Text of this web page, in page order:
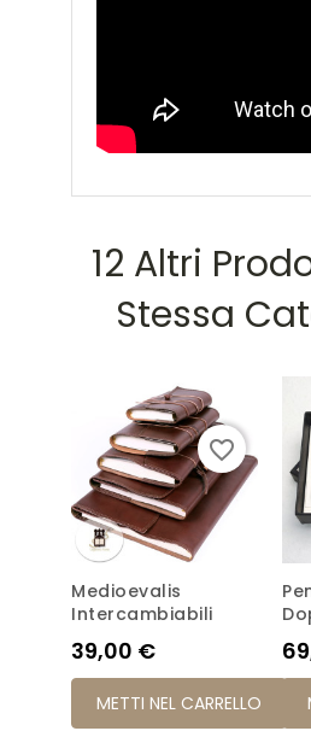
12 Altri
Stessa
Medioevalis
Intercambiabili
Prezzo
39,00 €
METTI NEL CARRELLO
favorite_border